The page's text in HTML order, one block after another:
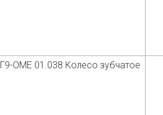
Г9-ОМЕ 01.038 Колесо зубчатое